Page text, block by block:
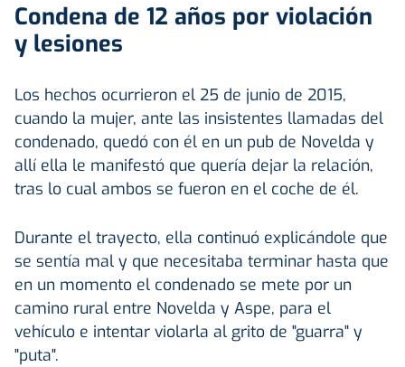
Condena de 12 años por violación
y lesiones
Los hechos ocurrieron el 25 de junio de 2015,
cuando la mujer, ante las insistentes llamadas del
condenado, quedó con él en un pub de Novelda y
allí ella le manifestó que quería dejar la relación,
tras lo cual ambos se fueron en el coche de él.
Durante el trayecto, ella continuó explicándole que
se sentía mal y que necesitaba terminar hasta que
en un momento el condenado se mete por un
camino rural entre Novelda y Aspe, para el
vehículo e intentar violarla al grito de "guarra" y
"puta".